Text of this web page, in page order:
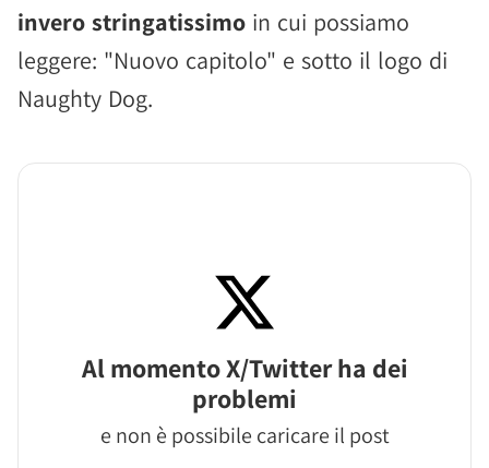
invero stringatissimo in cui possiamo
leggere: "Nuovo capitolo" e sotto il logo di
Naughty Dog.
Al momento X/Twitter ha dei
problemi
e non è possibile caricare il post